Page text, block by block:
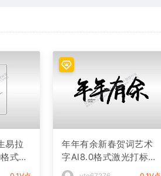
易拉
式激
图
年年有余新春贺词艺术
字AI8.0格式激光打标文
件通用矢量图